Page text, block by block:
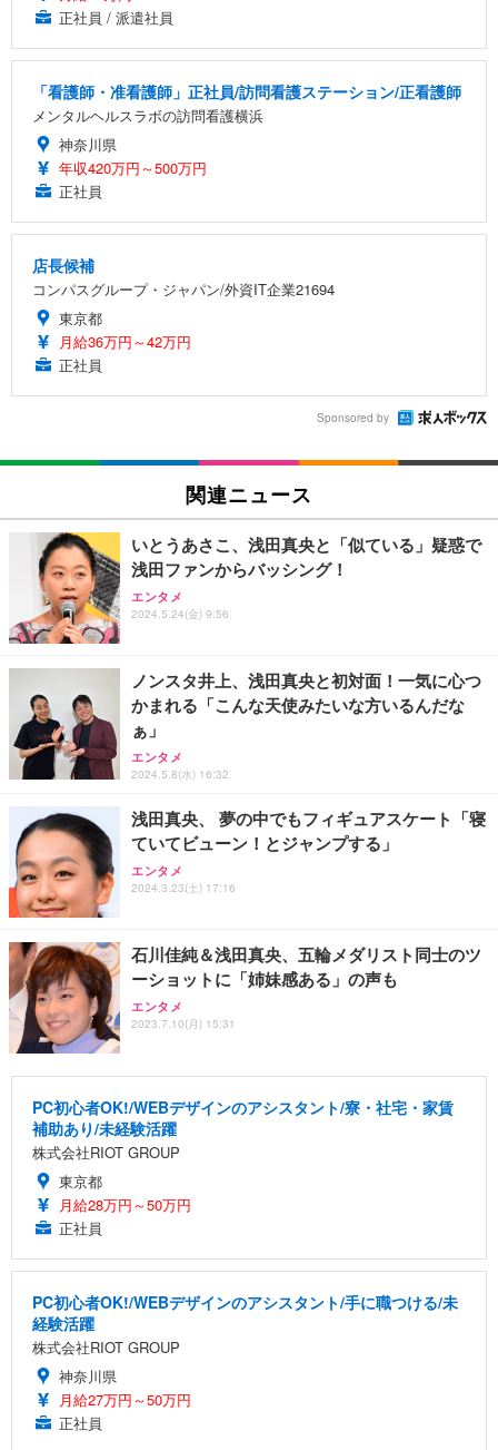
正社員 / 派遣社員
「看護師・准看護師」正社員/訪問看護ステーション/正看護師
メンタルヘルスラボの訪問看護横浜
神奈川県
年収420万円～500万円
正社員
店長候補
コンパスグループ・ジャパン/外資IT企業21694
東京都
月給36万円～42万円
正社員
Sponsored by
関連ニュース
いとうあさこ、浅田真央と「似ている」疑惑で
浅田ファンからバッシング！
エンタメ
2024.5.24(金) 9:56
ノンスタ井上、浅田真央と初対面！一気に心つ
かまれる「こんな天使みたいな方いるんだな
ぁ」
エンタメ
2024.5.8(水) 16:32
浅田真央、 夢の中でもフィギュアスケート「寝
ていてビューン！とジャンプする」
エンタメ
2024.3.23(土) 17:16
石川佳純＆浅田真央、五輪メダリスト同士のツ
ーショットに「姉妹感ある」の声も
エンタメ
2023.7.10(月) 15:31
PC初心者OK!/WEBデザインのアシスタント/寮・社宅・家賃
補助あり/未経験活躍
株式会社RIOT GROUP
東京都
月給28万円～50万円
正社員
PC初心者OK!/WEBデザインのアシスタント/手に職つける/未
経験活躍
株式会社RIOT GROUP
神奈川県
月給27万円～50万円
正社員